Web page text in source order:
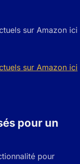
sur Amazon ici
sur Amazon ici
pour un
pour